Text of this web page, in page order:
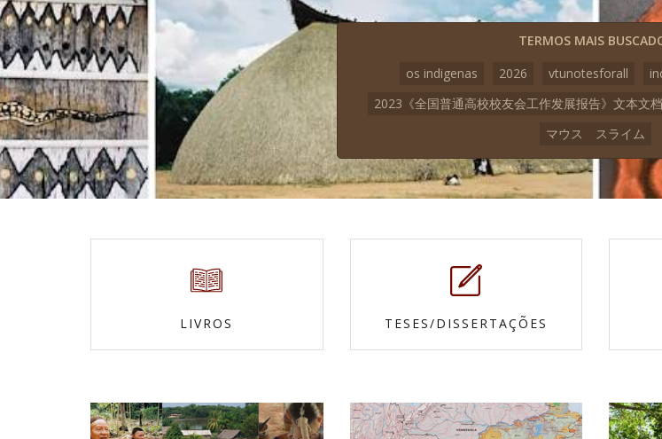
TERMOS MAIS
os indigenas
2026 vtunotesforall
2023《全国普通高校校友会工作发展报告》文本文档
マウス スライム
LIVROS TESES/DISSERTAÇÕES